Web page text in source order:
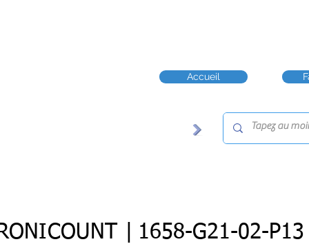
Accueil
| 1658-G21-02-P13